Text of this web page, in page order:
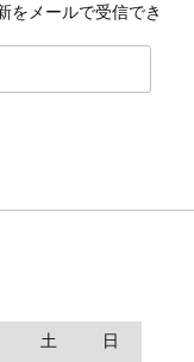
をメールで受信でき
土 日